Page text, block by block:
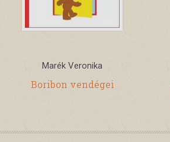
Marék Veronika
Boribon vendégei